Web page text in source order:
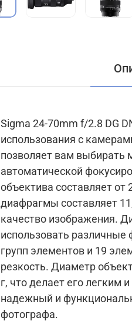
Sigma 24-70mm f/2.8 DG
использования с камерами Sony E. Фокусное расстояние объектива
позволяет вам выбирать между
автоматической
объектива составляет от 2.8
диафрагмы составляет
качество изображения.
использовать различные
групп элементов и 19
резкость. Диаметр
г, что делает его легким и удобным для
надежный и
фотографа.